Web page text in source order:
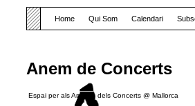
Anem de Concerts
Espai per als Amants dels Concerts @ Mallorca
Home Qui Som Calendari